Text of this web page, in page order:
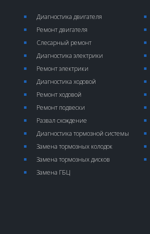
Диагностика двигателя
Ремонт двигателя
Слесарный ремонт
Диагностика электрики
Ремонт электрики
Диагностика ходовой
Ремонт ходовой
Ремонт подвески
Развал схождение
Диагностика тормозной системы
Замена тормозных колодок
Замена тормозных дисков
Замена ГБЦ